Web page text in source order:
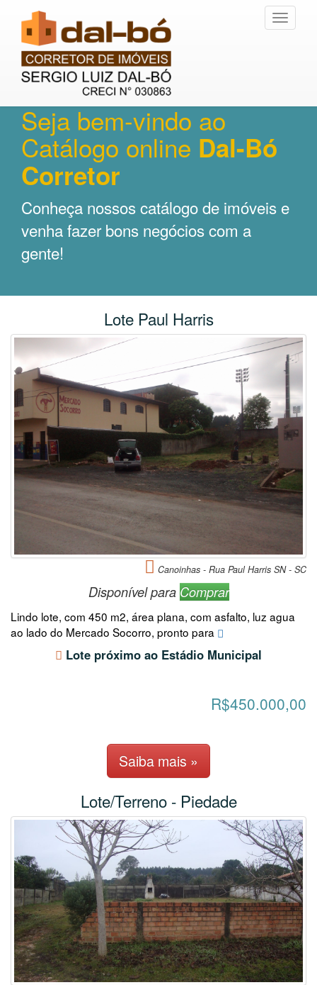
Toggle
Seja bem-vindo ao
Catálogo online Dal-Bó
Corretor
Conheça nossos catálogo de imóveis e
venha fazer bons negócios com a
gente!
Lote Paul Harris
Canoinhas - Rua Paul Harris SN - SC
Disponível para Comprar
Lindo lote, com 450 m2, área plana, com asfalto, luz agua
ao lado do Mercado Socorro, pronto para
Lote próximo ao Estádio Municipal
R$450.000,00
Saiba mais »
Lote/Terreno - Piedade